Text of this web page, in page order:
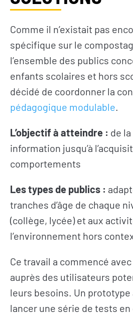
Comme il n’existait pas
spécifique sur le
l’ensemble des publics
enfants scolaires et hors
décidé de coordonner la
pédagogique modulable
L’objectif à atteindre : de
information jusqu’à
comportements
Les types de publics :
tranches d’âge de chaque
(collège, lycée) et aux
l’environnement hors
Ce travail a commencé
auprès des utilisateurs
leurs besoins. Un prototype
lancer une série de tests